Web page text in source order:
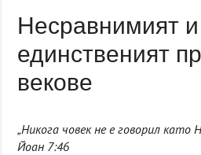
Несравнимият и
единственият
векове
„Никога човек не е говорил като
Йоан 7:46